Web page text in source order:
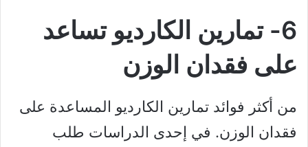
6- تمارين الكارديو تساعد
على فقدان الوزن
من أكثر فوائد تمارين الكارديو المساعدة على
فقدان الوزن. في إحدى الدراسات طلب